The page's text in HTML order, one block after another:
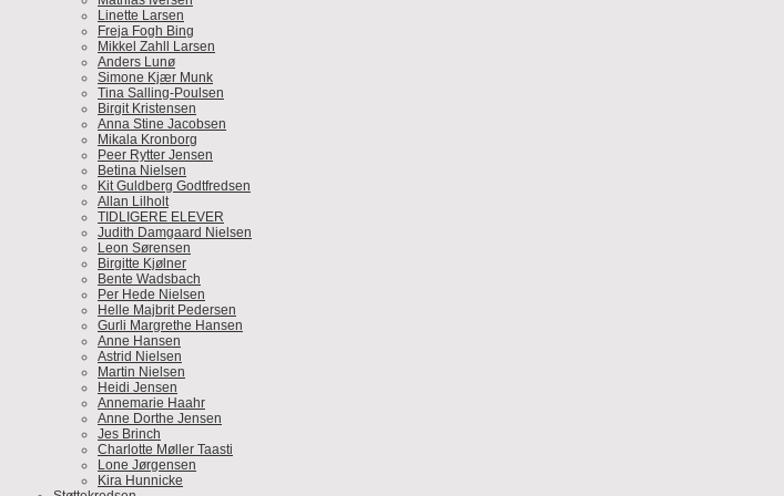
Linette Larsen
Freja Fogh Bing
Mikkel Zahll Larsen
Anders Lunø
Simone Kjær Munk
Tina Salling-Poulsen
Birgit Kristensen
Anna Stine Jacobsen
Mikala Kronborg
Peer Rytter Jensen
Betina Nielsen
Kit Guldberg Godtfredsen
Allan Lilholt
TIDLIGERE ELEVER
Judith Damgaard Nielsen
Leon Sørensen
Birgitte Kjølner
Bente Wadsbach
Per Hede Nielsen
Helle Majbrit Pedersen
Gurli Margrethe Hansen
Anne Hansen
Astrid Nielsen
Martin Nielsen
Heidi Jensen
Annemarie Haahr
Anne Dorthe Jensen
Jes Brinch
Charlotte Møller Taasti
Lone Jørgensen
Kira Hunnicke